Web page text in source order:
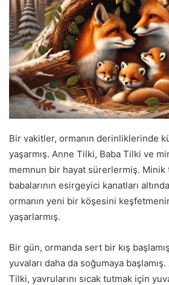
Bir vakitler, ormanın derinliklerinde
yaşarmış. Anne Tilki, Baba Tilki ve
memnun bir hayat sürerlermiş. Minik
babalarının esirgeyici kanatları
ormanın yeni bir köşesini
yaşarlarmış.
Bir gün, ormanda sert bir kış
yuvaları daha da soğumaya
Tilki, yavrularını sıcak tutmak için